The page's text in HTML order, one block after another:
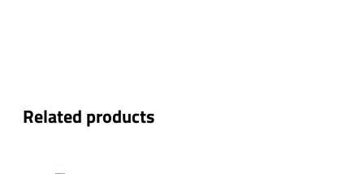
Related products